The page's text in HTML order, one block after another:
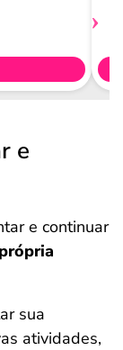
e
e continuar
sua
atividades,